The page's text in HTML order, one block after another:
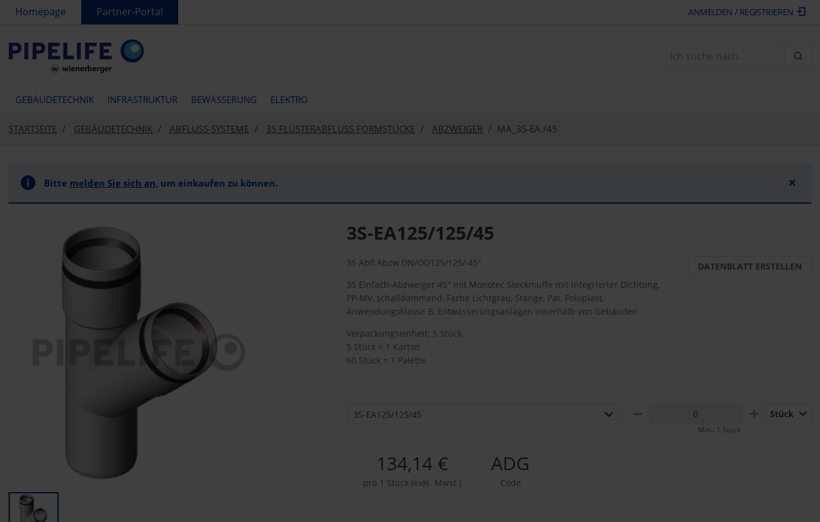
text.skipToContent
text.skipToNavigation
Homepage Partner-Portal ANMELDEN / REGISTRIEREN
GEBÄUDETECHNIK INFRASTRUKTUR BEWÄSSERUNG ELEKTRO
STARTSEITE GEBÄUDETECHNIK ABFLUSS-SYSTEME 3S FLÜSTERABFLUSS FORMSTÜCKE ABZWEIGER MA_3S-EA /45
Bitte melden Sie sich an, um einkaufen zu können. ×
3S-EA125/125/45
3S Abfl Abzw DN/OD125/125/ 45°
3S Einfach-Abzweiger 45° mit Monotec Steckmuffe mit integrierter Dichtung,
PP-MV, schalldämmend, Farbe Lichtgrau, Stange, Pat. Poloplast,
Anwendungsklasse B, Entwässerungsanlagen innerhalb von Gebäuden
Verpackungseinheit: 5 Stück
5 Stück = 1 Karton
60 Stück = 1 Palette
DATENBLATT ERSTELLEN
3S-EA125/125/45 MINUS PLUSStück
Min.: 1 Stück
134,14 €
pro 1 Stück (exkl. Mwst.)
ADG
Code